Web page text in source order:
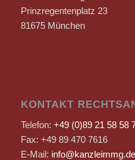
Prinzregentenplatz 23
81675 München
KONTAKT
Telefon: +49 (0)89 21 58 58
Fax: +49 89 470 7616
E-Mail: info@kanzleimmg.de